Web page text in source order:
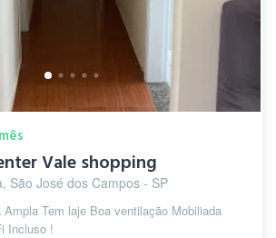
Vale shopping
São José dos Campos - SP
Tem laje Boa ventilação Mobiliada
Incluso !